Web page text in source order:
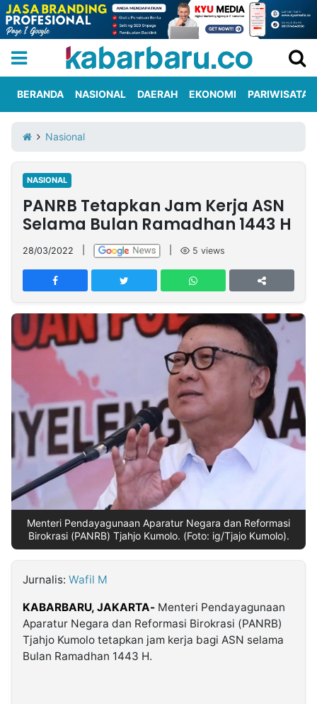
Iklan
Berita
Kami
Nasional
International
Olahraga
Entertainment
Daerah
Pariwisata
Kuliner
Kolom
Network
PT
TREETAN
MULTIMEDIA
INDONESIA
Partner
Insight
NTB
Suara
Time
Lens
IDN
Daily
Jogja
Jalan
Rakyat
Idealita
News
Kita
Notice
Dinamikapost.com
Radar
Baru
Seedbacklink
Follow
Kabarbaru
BERANDA NASIONAL DAERAH EKONOMI PARIWISATA
Nasional
NASIONAL
PANRB Tetapkan Jam Kerja ASN
Selama Bulan Ramadhan 1443 H
28/03/2022 5 views
Menteri Pendayagunaan Aparatur Negara dan Reformasi
Birokrasi (PANRB) Tjahjo Kumolo. (Foto: ig/Tjajo Kumolo).
Jurnalis: Wafil M
KABARBARU, JAKARTA- Menteri Pendayagunaan
Aparatur Negara dan Reformasi Birokrasi (PANRB)
Tjahjo Kumolo tetapkan jam kerja bagi ASN selama
Bulan Ramadhan 1443 H.